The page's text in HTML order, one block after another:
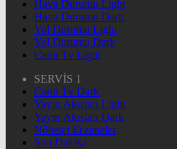
Hava Durumu Light
Hava Durumu Dark
Yol Durumu Light
Yol Durumu Dark
Canlı Tv Light
SERVİS 1
Canlı Tv Dark
Yayın Akışları Light
Yayın Akışları Dark
Nöbetçi Eczaneler
Son Dakika